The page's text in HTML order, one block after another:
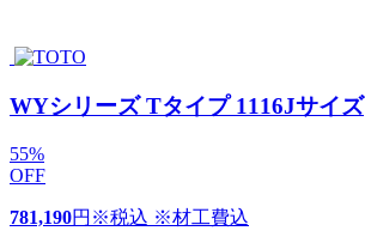
WYシリーズ Tタイプ 1116Jサイズ
55%
OFF
781,190円 ※税込 ※材工費込